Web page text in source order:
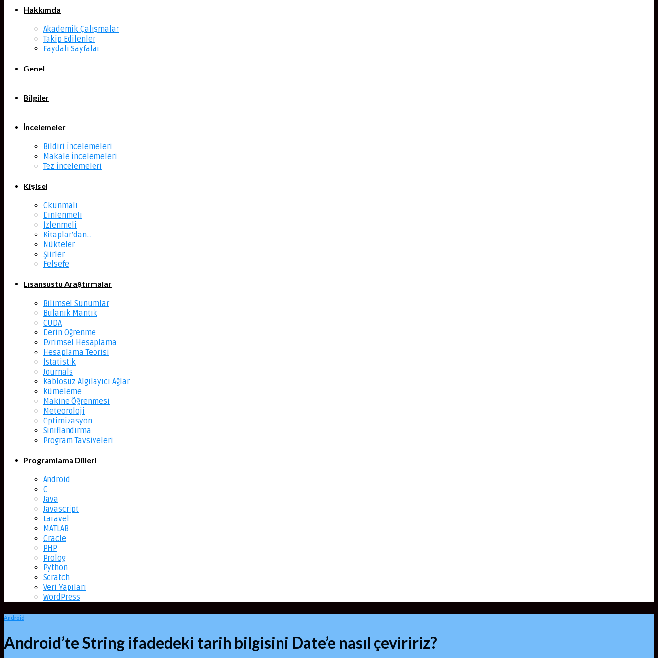
Hakkımda
Akademik Çalışmalar
Takip Edilenler
Faydalı Sayfalar
Genel
Bilgiler
İncelemeler
Bildiri İncelemeleri
Makale İncelemeleri
Tez İncelemeleri
Kişisel
Okunmalı
Dinlenmeli
İzlenmeli
Kitaplar’dan…
Nükteler
Şiirler
Felsefe
Lisansüstü Araştırmalar
Bilimsel Sunumlar
Bulanık Mantık
CUDA
Derin Öğrenme
Evrimsel Hesaplama
Hesaplama Teorisi
İstatistik
Journals
Kablosuz Algılayıcı Ağlar
Kümeleme
Makine Öğrenmesi
Meteoroloji
Optimizasyon
Sınıflandırma
Program Tavsiyeleri
Programlama Dilleri
Android
C
Java
Javascript
Laravel
MATLAB
Oracle
PHP
Prolog
Python
Scratch
Veri Yapıları
WordPress
Android
Android’te String ifadedeki tarih bilgisini Date’e nasıl çeviririz?